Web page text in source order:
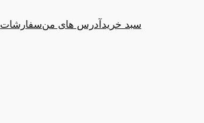
سبد خرید آدرس های منسفارشات